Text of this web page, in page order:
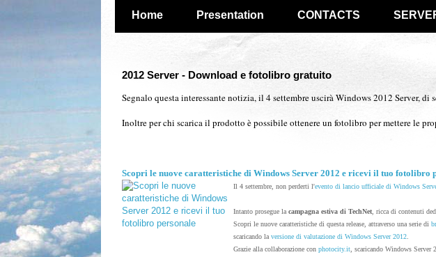
Home Presentation CONTACTS
2012 Server - Download e fotolibro gratuito
Segnalo questa interessante notizia, il 4 settembre uscirà Windows 2012 Server,
Inoltre per chi scarica il prodotto è possibile ottenere un fotolibro per mettere le
Scopri le nuove caratteristiche di Windows Server 2012 e ricevi il tuo fotolibro
Il 4 settembre, non perderti l'evento di lancio ufficiale di Windows
Intanto prosegue la campagna estiva di TechNet, ricca di contenuti
Scopri le nuove caratteristiche di questa release, attraverso una serie di
scaricando la versione di valutazione di Windows Server 2012.
Grazie alla collaborazione con photocity.it, scaricando Windows Server